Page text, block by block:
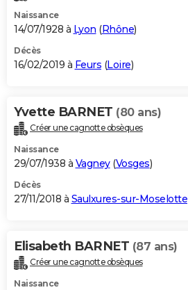
Naissance
14/07/1928 à Lyon (Rhône)
Décès
16/02/2019 à Feurs (Loire)
Yvette BARNET (80 ans)
Créer une cagnotte obsèques
Naissance
29/07/1938 à Vagney(Vosges)
Décès
27/11/2018 à Saulxures-sur-Moselotte
Elisabeth BARNET (87 ans)
Créer une cagnotte obsèques
Naissance